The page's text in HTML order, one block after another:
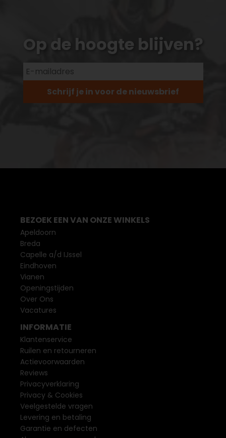
Op de hoogte blijven?
Schrijf je in voor de nieuwsbrief
BEZOEK EEN VAN ONZE WINKELS
Apeldoorn
Breda
Capelle a/d IJssel
Eindhoven
Vianen
Openingstijden
Over Ons
Vacatures
INFORMATIE
Klantenservice
Ruilen en retourneren
Actievoorwaarden
Reviews
Privacyverklaring
Privacy & Cookies
Veelgestelde vragen
Levering en betaling
Garantie en defecten